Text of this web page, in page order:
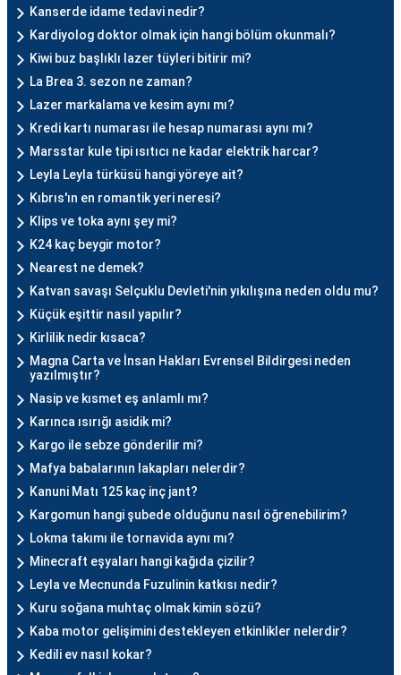
Kanserde idame tedavi nedir?
Kardiyolog doktor olmak için hangi bölüm okunmalı?
Kiwi buz başlıklı lazer tüyleri bitirir mi?
La Brea 3. sezon ne zaman?
Lazer markalama ve kesim aynı mı?
Kredi kartı numarası ile hesap numarası aynı mı?
Marsstar kule tipi ısıtıcı ne kadar elektrik harcar?
Leyla Leyla türküsü hangi yöreye ait?
Kıbrıs'ın en romantik yeri neresi?
Klips ve toka aynı şey mi?
K24 kaç beygir motor?
Nearest ne demek?
Katvan savaşı Selçuklu Devleti'nin yıkılışına neden oldu mu?
Küçük eşittir nasıl yapılır?
Kirlilik nedir kısaca?
Magna Carta ve İnsan Hakları Evrensel Bildirgesi neden
yazılmıştır?
Nasip ve kısmet eş anlamlı mı?
Karınca ısırığı asidik mi?
Kargo ile sebze gönderilir mi?
Mafya babalarının lakapları nelerdir?
Kanuni Matı 125 kaç inç jant?
Kargomun hangi şubede olduğunu nasıl öğrenebilirim?
Lokma takımı ile tornavida aynı mı?
Minecraft eşyaları hangi kağıda çizilir?
Leyla ve Mecnunda Fuzulinin katkısı nedir?
Kuru soğana muhtaç olmak kimin sözü?
Kaba motor gelişimini destekleyen etkinlikler nelerdir?
Kedili ev nasıl kokar?